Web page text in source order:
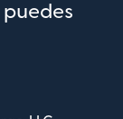
puedes